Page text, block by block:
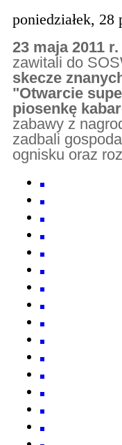
poniedziałek, 28
23 maja 2011 r.
zawitali do
skecze
"Otwarcie
piosenkę
zabawy z
zadbali
ognisku oraz